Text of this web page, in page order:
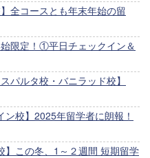
全コースとも年末年始の留
始限定！①平日チェックイン＆
パルタ校・バニラッド校】
ン校】2025年留学者に朗報！
】この冬、1～２週間 短期留学